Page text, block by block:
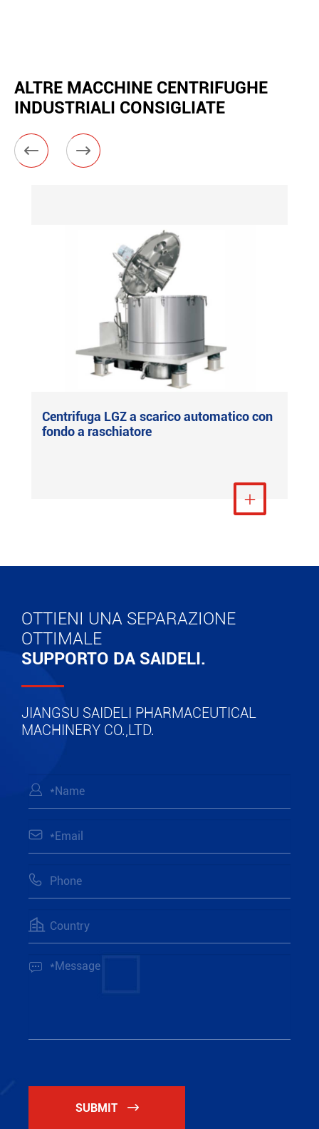
ALTRE MACCHINE CENTRIFUGHE
INDUSTRIALI CONSIGLIATE
 
Centrifuga LGZ a scarico automatico con
fondo a raschiatore
Visualizza altro

OTTIENI UNA SEPARAZIONE
OTTIMALE
SUPPORTO DA SAIDELI.
JIANGSU SAIDELI PHARMACEUTICAL
MACHINERY CO.,LTD.





SUBMIT 